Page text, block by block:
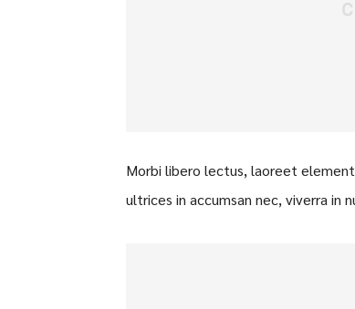
Morbi libero lectus, laoreet
ultrices in accumsan nec, viverra in